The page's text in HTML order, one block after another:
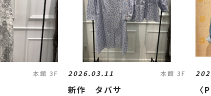
本館 3F 2026.03.11 本館 3F
新作 タバサ
〈